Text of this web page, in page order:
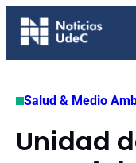
Saltar
Salud & Medio
Unidad